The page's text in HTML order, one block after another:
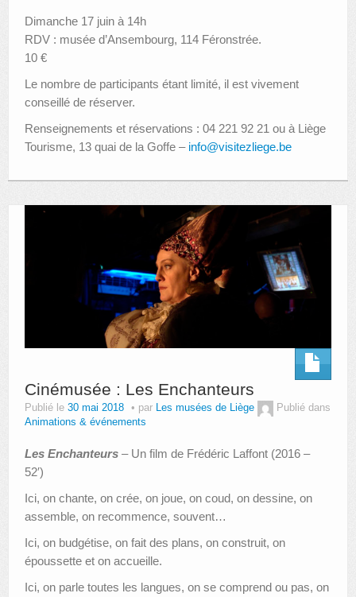
Dimanche 17 juin à 14h
RDV : musée d’Ansembourg, 114 Féronstrée.
10 €
Le nombre de participants étant limité, il est vivement
conseillé de réserver.
Renseignements et réservations : 04 221 92 21 ou à Liège
Tourisme, 13 quai de la Goffe – info@visitezliege.be
Cinémusée : Les Enchanteurs
Publié le 30 mai 2018 par Les musées de Liège
Publié dans
Animations & événements
Les Enchanteurs – Un film de Frédéric Laffont (2016 –
52′)
Ici, on chante, on crée, on joue, on coud, on dessine, on
assemble, on recommence, souvent…
Ici, on budgétise, on fait des plans, on construit, on
époussette et on accueille.
Ici, on parle toutes les langues, on se comprend ou pas, on